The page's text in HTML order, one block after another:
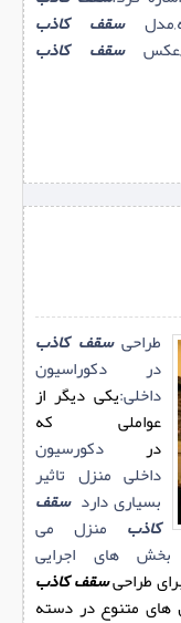
سقف کاذب
سقف کاذب
طراحیسقف کاذب
در دکوراسیون
داخلی:یکی دیگر از
عواملی که
در دکورسیون
داخلی منزل تاثیر
بسیاری دارد سقف
کاذب منزل می
های اجرایی
طراحیسقف کاذب
های متنوع در دسته